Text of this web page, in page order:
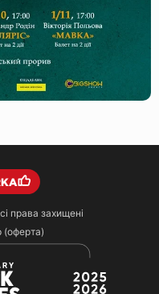
права захищені
(оферта)